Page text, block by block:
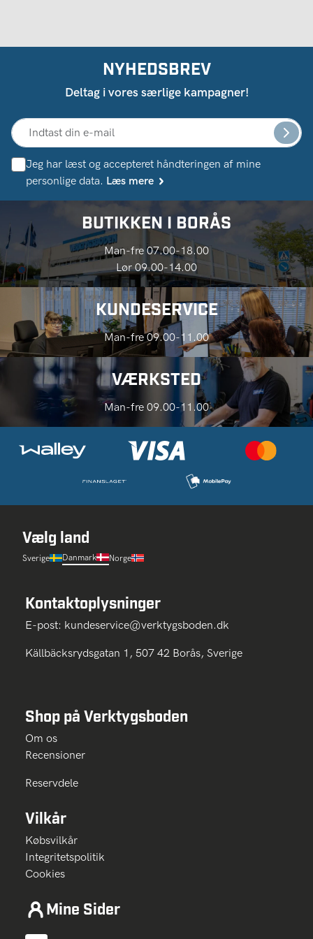
NYHEDSBREV
Deltag i vores særlige kampagner!
Jeg har læst og accepteret håndteringen af ​​mine
personlige data. Læs mere
BUTIKKEN I BORÅS
Man-fre 07.00-18.00
Lør 09.00-14.00
KUNDESERVICE
Man-fre 09.00-11.00
VÆRKSTED
Man-fre 09.00-11.00
Vælg land
Sverige Danmark Norge
Kontaktoplysninger
E-post: kundeservice@verktygsboden.dk
Källbäcksrydsgatan 1, 507 42 Borås, Sverige
Shop på Verktygsboden
Om os
Recensioner
Reservdele
Vilkår
Købsvilkår
Integritetspolitik
Cookies
Mine Sider